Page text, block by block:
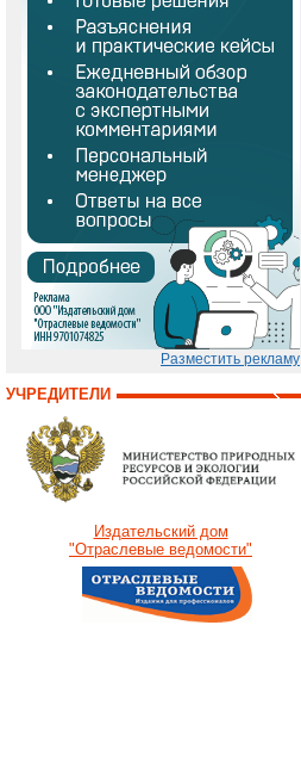
Разместить рекламу
УЧРЕДИТЕЛИ
Издательский дом
"Отраслевые ведомости"